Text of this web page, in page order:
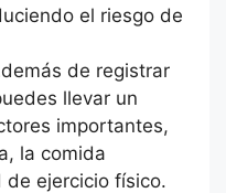
el riesgo de
de registrar
llevar un
importantes,
la comida
ejercicio físico.